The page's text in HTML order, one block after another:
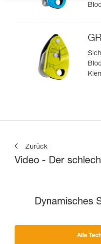
Zurück
Video - Der
Dynamisches
Alle